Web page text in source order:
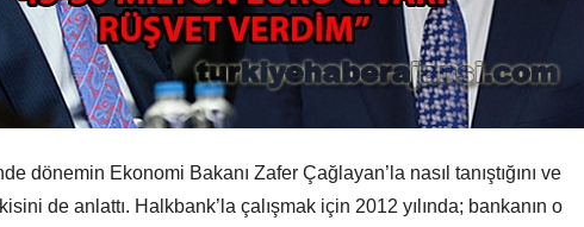
dönemin Ekonomi Bakanı Zafer Çağlayan’la nasıl tanıştığını ve
de anlattı. Halkbank’la çalışmak için 2012 yılında; bankanın o